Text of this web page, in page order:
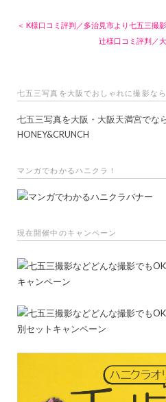
＜ K様口コミ評判／多治見市より七五三撮
辻様口コミ評判／
七五三写真を大阪でおしゃれに撮影なら
七五三写真を大阪・大阪天満宮でな
HONEY&CRUNCH
マンガでわかるハニクラ！
現在開催中のキャンペーン